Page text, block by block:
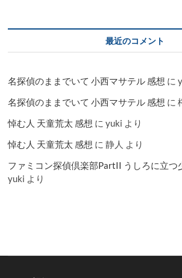
最近のコメント
名探偵のままでいて 小西マサテル 感想 に
名探偵のままでいて 小西マサテル 感想 に
悼む人 天童荒太 感想 にyuki より
悼む人 天童荒太 感想 に静人 より
ファミコン探偵倶楽部PartII うしろに立つ
yuki より